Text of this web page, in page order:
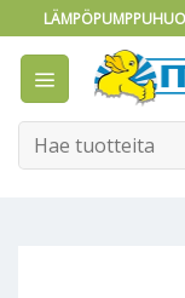
to
content
Etsi: